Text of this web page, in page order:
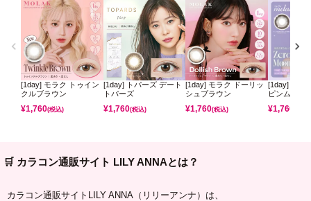
[1day] モラク トゥイン
クルブラウン
¥1,760(税込)
[1day] トパーズ デート
トパーズ
¥1,760(税込)
[1day] モラク ドーリッ
シュブラウン
¥1,760(税込)
[1day] ミレ
ピンムーン
¥1,760
🛒 カラコン通販サイト LILY ANNAとは？
カラコン通販サイトLILY ANNA（リリーアンナ）は、